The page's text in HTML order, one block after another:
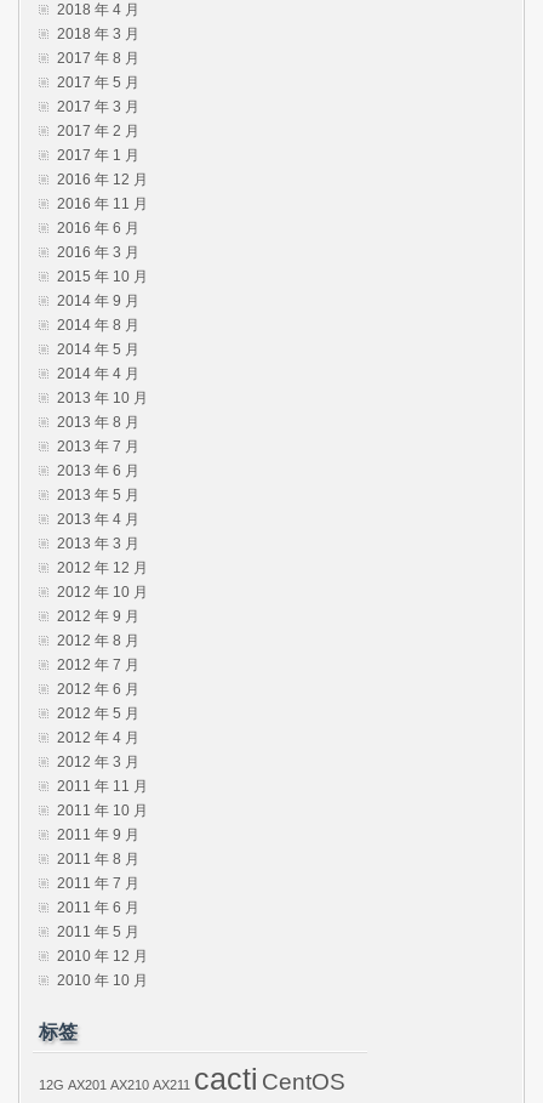
2018 年 4 月
2018 年 3 月
2017 年 8 月
2017 年 5 月
2017 年 3 月
2017 年 2 月
2017 年 1 月
2016 年 12 月
2016 年 11 月
2016 年 6 月
2016 年 3 月
2015 年 10 月
2014 年 9 月
2014 年 8 月
2014 年 5 月
2014 年 4 月
2013 年 10 月
2013 年 8 月
2013 年 7 月
2013 年 6 月
2013 年 5 月
2013 年 4 月
2013 年 3 月
2012 年 12 月
2012 年 10 月
2012 年 9 月
2012 年 8 月
2012 年 7 月
2012 年 6 月
2012 年 5 月
2012 年 4 月
2012 年 3 月
2011 年 11 月
2011 年 10 月
2011 年 9 月
2011 年 8 月
2011 年 7 月
2011 年 6 月
2011 年 5 月
2010 年 12 月
2010 年 10 月
标签
12G AX201 AX210 AX211 cacti CentOS